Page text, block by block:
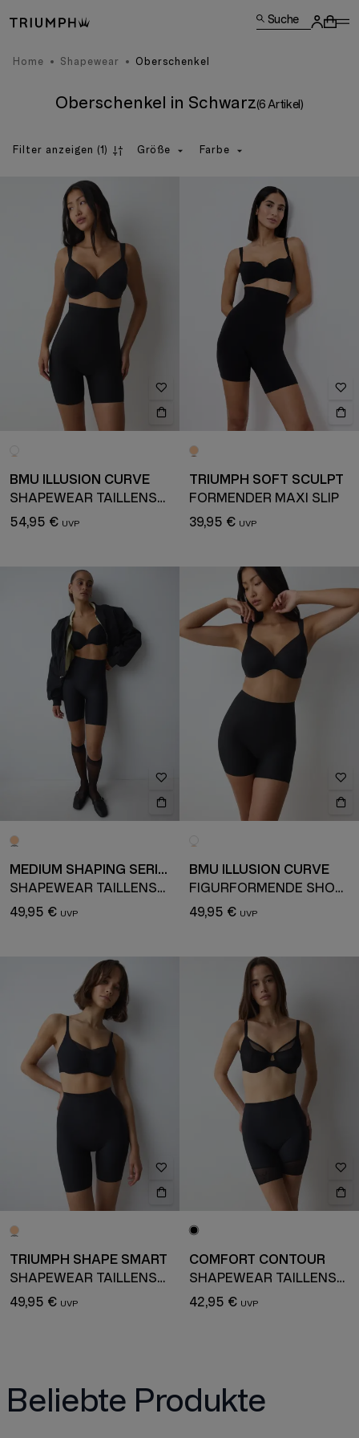
Suche
Home Shapewear Oberschenkel
Oberschenkel in Schwarz(6 Artikel)
Filter anzeigen (1) Größe Farbe
BMU ILLUSION CURVE
SHAPEWEAR TAILLENSLIP
54,95 €
TRIUMPH SOFT SCULPT
FORMENDER MAXI SLIP
39,95 €
MEDIUM SHAPING SERIES
SHAPEWEAR TAILLENSLIP
49,95 €
BMU ILLUSION CURVE
FIGURFORMENDE SHORTS
49,95 €
TRIUMPH SHAPE SMART
SHAPEWEAR TAILLENSLIP
49,95 €
COMFORT CONTOUR
SHAPEWEAR TAILLENSLIP
42,95 €
Beliebte Produkte